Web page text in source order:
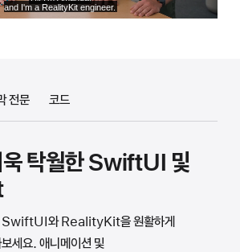
전문 코드
욱 탁월한 SwiftUI 및
와 RealityKit을 원활하게
세요. 애니메이션 및